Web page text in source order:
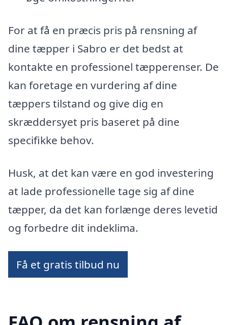
For at få en præcis pris på rensning af
dine tæpper i Sabro er det bedst at
kontakte en professionel tæpperenser. De
kan foretage en vurdering af dine
tæppers tilstand og give dig en
skræddersyet pris baseret på dine
specifikke behov.
Husk, at det kan være en god investering
at lade professionelle tage sig af dine
tæpper, da det kan forlænge deres levetid
og forbedre dit indeklima.
Få et gratis tilbud nu